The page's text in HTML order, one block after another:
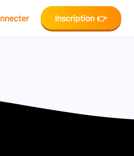
Inscription 👉